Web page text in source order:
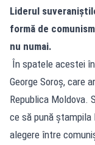
Liderul
formă de
nu numai.
În spatele acestei
George Soroș, care
Republica Moldova.
ce să pună
alegere între